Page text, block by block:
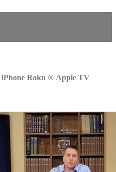
iPhone Roku ® Apple TV